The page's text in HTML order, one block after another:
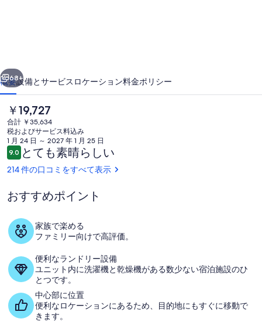
ト
ホ
テ
ル
の
写
真
ギ
ャ
ラ
リ
ー
次へ
68+
概要設備とサービス ロケーション料金ポリシー
現
在
の
料
金
は
￥19,727
す
￥19,727
合計 ￥35,634
税およびサービス料込み
1 月 24 日 ～ 2027 年 1 月 25 日
口
コ
ミ
9.010段階中9.0
とても素晴らしい
214 件の口コミをすべて表示
おすすめポイント
家族で楽める
ファミリー向けで高評価。
便利なランドリー設備
ユニット内に洗濯機と乾燥機がある数少ない宿泊施設のひ
とつです。
中心部に位置
便利なロケーションにあるため、目的地にもすぐに移動で
きます。